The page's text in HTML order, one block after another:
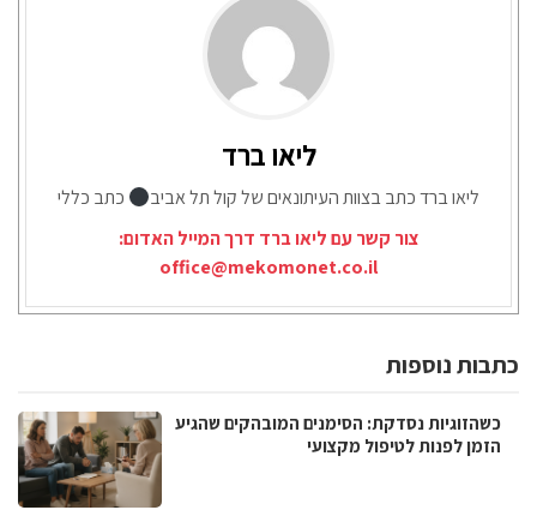
ליאו ברד
ליאו ברד כתב בצוות העיתונאים של קול תל אביב
כתב כללי
צור קשר עם ליאו ברד דרך המייל האדום:
office@mekomonet.co.il
כתבות נוספות
כשהזוגיות נסדקת: הסימנים המובהקים שהגיע
הזמן לפנות לטיפול מקצועי